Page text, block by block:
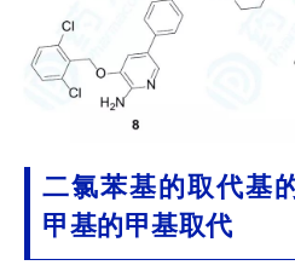
二氯苯基的取代基
甲基的甲基取代